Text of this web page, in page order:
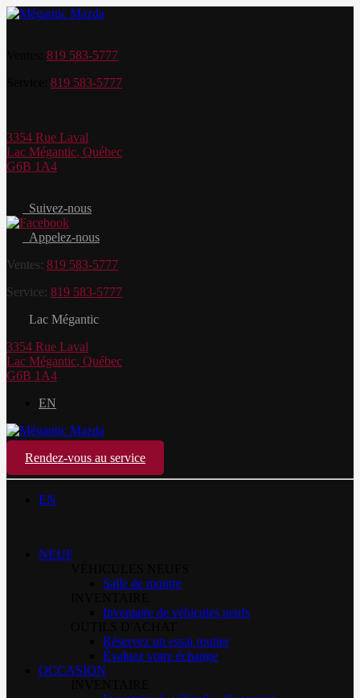
819 583-5777
819 583-5777
3354 Rue Laval
Lac Mégantic, Québec
G6B 1A4
Suivez-nous
Appelez-nous
Ventes: 819 583-5777
Service: 819 583-5777
Lac Mégantic
3354 Rue Laval
Lac Mégantic, Québec
G6B 1A4
EN
Rendez-vous au service
EN
NEUF
Salle de montre
Inventaire de véhicules neufs
Réservez un essai routier
Évaluez votre échange
OCCASION